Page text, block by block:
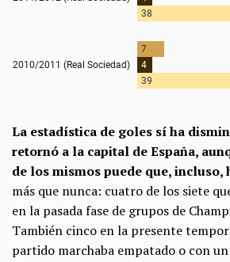
La estadística de goles sí ha
retornó a la capital de España,
de los mismos puede que, incluso,
más que nunca: cuatro de los siete
en la pasada fase de grupos de
También cinco en la presente
partido marchaba empatado o con